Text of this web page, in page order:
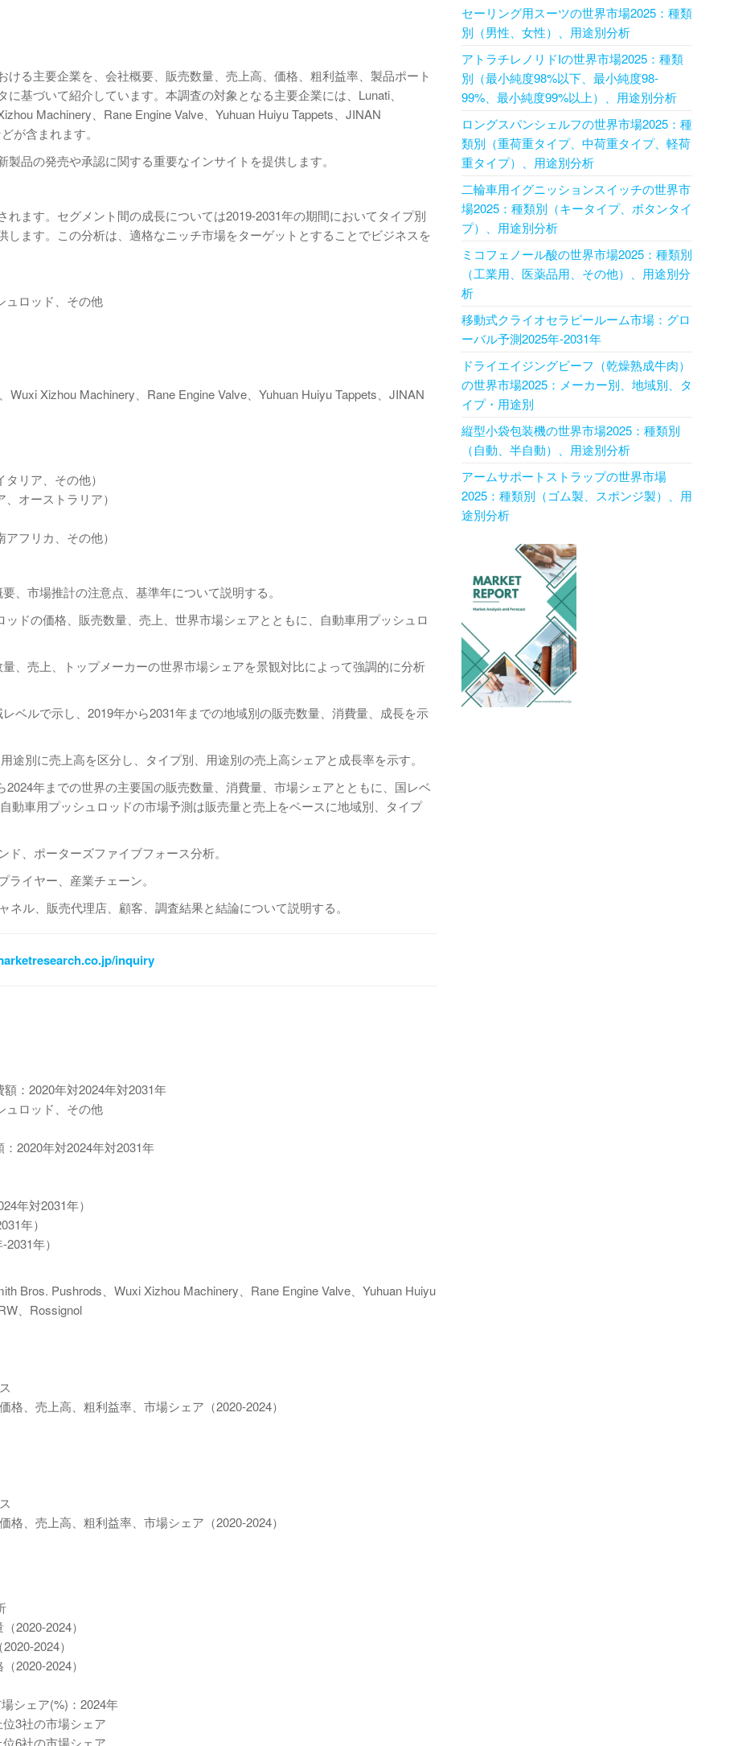
る主要企業を、会社概要、販売数量、売上高、価格、粗利益率、製品ポート
基づいて紹介しています。本調査の対象となる主要企業には、Lunati、
Machinery、Rane Engine Valve、Yuhuan Huiyu Tappets、JINAN
が含まれます。
品の発売や承認に関する重要なインサイトを提供します。
ます。セグメント間の成長については2019-2031年の期間においてタイプ別
ます。この分析は、適格なニッチ市場をターゲットとすることでビジネスを
ュロッド、その他
Xizhou Machinery、Rane Engine Valve、Yuhuan Huiyu Tappets、JINAN
リア、その他）
オーストラリア）
フリカ、その他）
、市場推計の注意点、基準年について説明する。
ドの価格、販売数量、売上、世界市場シェアとともに、自動車用プッシュロ
、売上、トップメーカーの世界市場シェアを景観対比によって強調的に分析
ベルで示し、2019年から2031年までの地域別の販売数量、消費量、成長を示
途別に売上高を区分し、タイプ別、用途別の売上高シェアと成長率を示す。
年までの世界の主要国の販売数量、消費量、市場シェアとともに、国レベ
動車用プッシュロッドの市場予測は販売量と売上をベースに地域別、タイプ
、ポーターズファイブフォース分析。
イヤー、産業チェーン。
ル、販売代理店、顧客、調査結果と結論について説明する。
inquiry
：2020年対2024年対2031年
ュロッド、その他
2020年対2024年対2031年
年対2031年）
年）
年）
Bros. Pushrods、Wuxi Xizhou Machinery、Rane Engine Valve、Yuhuan Huiyu
、Rossignol
、売上高、粗利益率、市場シェア（2020-2024）
、売上高、粗利益率、市場シェア（2020-2024）
2020-2024）
2024）
2020-2024）
シェア(%)：2024年
3社の市場シェア
6社の市場シェア
セーリング用スーツの世界市場2025：種類
別（男性、女性）、用途別分析
アトラチレノリドIの世界市場2025：種類
別（最小純度98%以下、最小純度98-
99%、最小純度99%以上）、用途別分析
ロングスパンシェルフの世界市場2025：種
類別（重荷重タイプ、中荷重タイプ、軽荷
重タイプ）、用途別分析
二輪車用イグニッションスイッチの世界市
場2025：種類別（キータイプ、ボタンタイ
プ）、用途別分析
ミコフェノール酸の世界市場2025：種類別
（工業用、医薬品用、その他）、用途別分
析
移動式クライオセラピールーム市場：グロ
ーバル予測2025年-2031年
ドライエイジングビーフ（乾燥熟成牛肉）
の世界市場2025：メーカー別、地域別、タ
イプ・用途別
縦型小袋包装機の世界市場2025：種類別
（自動、半自動）、用途別分析
アームサポートストラップの世界市場
2025：種類別（ゴム製、スポンジ製）、用
途別分析